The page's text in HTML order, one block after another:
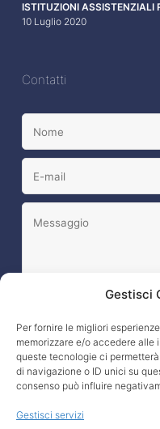
Gestisci
Per fornire le migliori
memorizzare e/o accedere alle
queste tecnologie ci
di navigazione o ID unici su
consenso può influire
Gestisci servizi
ISTITUZIONI ASSISTENZIALI
10 Luglio 2020
Contatti
L’interessato
propri dati, nei modi e